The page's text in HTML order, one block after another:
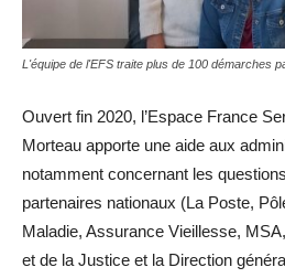
L'équipe de l'EFS traite plus de 100 démarches
Ouvert fin 2020, l’Espace France
Morteau apporte une aide aux
notamment concernant les
partenaires nationaux (La Poste,
Maladie, Assurance Vieillesse,
et de la Justice et la Direction